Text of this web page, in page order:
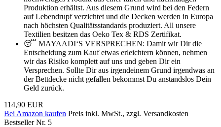
Produktion erhältst. Aus diesem Grund wird bei den Federn
auf Lebendrupf verzichtet und die Decken werden in Europa
nach höchsten Qualitätsstandards produziert. All unsere
Textilien besitzen das Oeko Tex & RDS Zertifikat.
😴 MAYAADI‘S VERSPRECHEN: Damit wir Dir die
Entscheidung zum Kauf etwas erleichtern können, nehmen
wir das Risiko komplett auf uns und geben Dir ein
Versprechen. Sollte Dir aus irgendeinem Grund irgendwas an
der Bettdecke nicht gefallen bekommst Du anstandslos Dein
Geld zurück.
114,90 EUR
Bei Amazon kaufen Preis inkl. MwSt., zzgl. Versandkosten
Bestseller Nr. 5